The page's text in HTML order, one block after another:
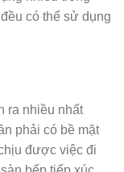
có thể sử dụng
ra nhiều nhất
phải có bề mặt
được việc đi